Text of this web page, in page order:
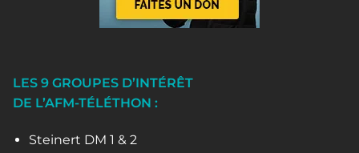
LES 9 GROUPES D’INTÉRÊT
DE L’AFM-TÉLÉTHON :
Steinert DM 1 & 2